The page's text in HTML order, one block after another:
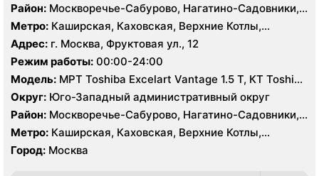
Район: Москворечье-Сабурово, Нагатино-Садовники,
Нагатинский Затон, Нагорный , Царицыно, Северное
Чертаново, Центральное Чертаново, Южное Чертаново
, Зюзино, Черёмушки
Метро: Каширская, Каховская, Верхние Котлы,
Варшавская, Академическая, Крымская, Нагатинская,
Нагорная, Нахимовский проспект, Профсоюзная,
Севастопольская, Чертановская
Адрес: г. Москва, Фруктовая ул., 12
Режим работы: 00:00-24:00
Модель: МРТ Toshiba Excelart Vantage 1.5 Т, КТ Toshiba
Aquilion 32 среза, УЗИ Toshiba Aplio 500, Medison
Sonoace X8
Округ: Юго-Западный административный округ
Район: Москворечье-Сабурово, Нагатино-Садовники,
Нагатинский Затон, Нагорный , Царицыно, Северное
Чертаново, Центральное Чертаново, Южное Чертаново
, Зюзино, Черёмушки
Метро: Каширская, Каховская, Верхние Котлы,
Варшавская, Академическая, Крымская, Нагатинская,
Нагорная, Нахимовский проспект, Профсоюзная,
Город: Москва